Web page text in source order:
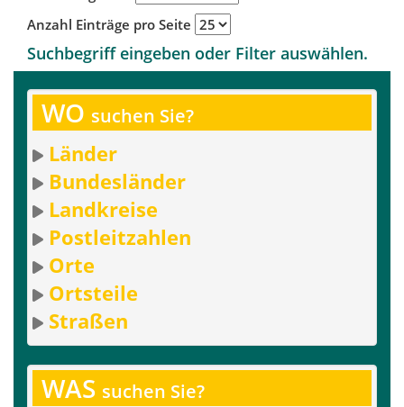
Anzahl Einträge pro Seite
Suchbegriff eingeben oder Filter auswählen.
WO suchen Sie?
Länder
Bundesländer
Landkreise
Postleitzahlen
Orte
Ortsteile
Straßen
WAS suchen Sie?